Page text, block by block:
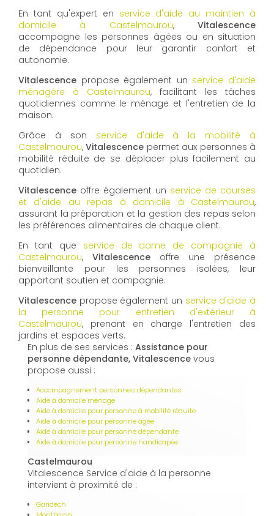
En tant qu'expert en service d'aide au maintien à
domicile à Castelmaurou,Vitalescence
accompagne les personnes âgées ou en situation
de dépendance pour leur garantir confort et
autonomie.
Vitalescence propose également un service d'aide
ménagère à Castelmaurou, facilitant les tâches
quotidiennes comme le ménage et l'entretien de la
maison.
Grâce à son service d'aide à la mobilité à
Castelmaurou,Vitalescence permet aux personnes à
mobilité réduite de se déplacer plus facilement au
quotidien.
Vitalescence offre également un service de courses
et d'aide au repas à domicile à Castelmaurou,
assurant la préparation et la gestion des repas selon
les préférences alimentaires de chaque client.
En tant que service de dame de compagnie à
Castelmaurou, Vitalescence offre une présence
bienveillante pour les personnes isolées, leur
apportant soutien et compagnie.
Vitalescence propose également un service d'aide à
la personne pour entretien d'extérieur à
Castelmaurou, prenant en charge l'entretien des
jardins et espaces verts.
En plus de ses services : Assistance pour
personne dépendante, Vitalescence vous
propose aussi :
Accompagnement personnes dépendantes
Aide à domicile ménage
Aide à domicile pour personne à mobilité réduite
Aide à domicile pour personne âgée
Aide à domicile pour personne dépendante
Aide à domicile pour personne handicapée
Castelmaurou
Vitalescence Service d'aide à la personne
intervient à proximité de :
Garidech